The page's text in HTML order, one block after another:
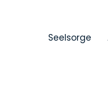
Seelsorge